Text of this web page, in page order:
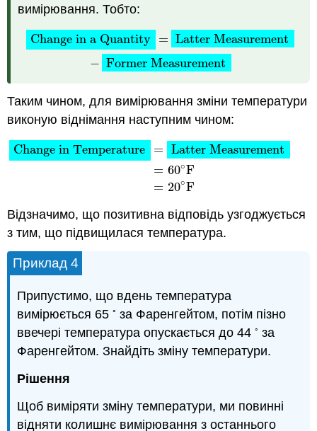
вимірювання. Тобто:
Change in a Quantity = Latter Measurement
− Former Measurement
Change in a Quantity=Latter Measurement−Former
Таким чином, для вимірювання зміни температури
виконую віднімання наступним чином:
Change in Temperature = Latter Measurement
= 60∘F
= 20∘F
Change in Temperature= Latter Measurement−Former
Відзначимо, що позитивна відповідь узгоджується
з тим, що підвищилася температура.
Приклад 4
Припустимо, що вдень температура
вимірюється 65◦ за Фаренгейтом, потім пізно
ввечері температура опускається до 44◦ за
Фаренгейтом. Знайдіть зміну температури.
Рішення
Щоб виміряти зміну температури, ми повинні
відняти колишнє вимірювання з останнього